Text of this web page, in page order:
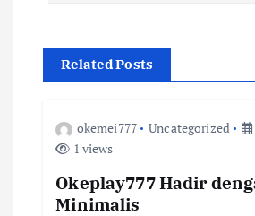
n
a
Related Posts
okemei777 Uncategorized
1 views
Okeplay777 Hadir
Minimalis